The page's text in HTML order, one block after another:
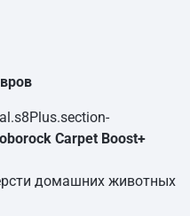
Carpet Boost+
домашних животных